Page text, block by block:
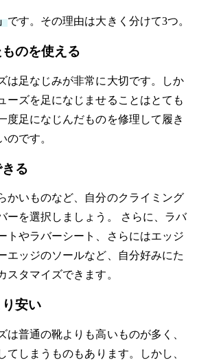
です。その理由は大きく分けて3つ。
のを使える
は足なじみが非常に大切です。しか
ーズを足になじませることはとても
度足になじんだものを修理して履き
のです。
る
かいものなど、自分のクライミング
ーを選択しましょう。 さらに、ラバ
トやラバーシート、さらにはエッジ
エッジのソールなど、自分好みにた
スタマイズできます。
安い
は普通の靴よりも高いものが多く、
てしまうものもあります。しかし、